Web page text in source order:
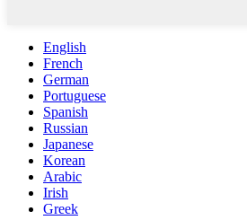
English
French
German
Portuguese
Spanish
Russian
Japanese
Korean
Arabic
Irish
Greek